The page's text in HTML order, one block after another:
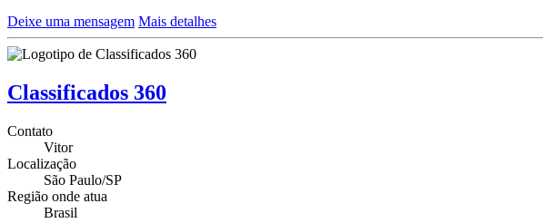
Deixe uma mensagem Mais detalhes
Classificados 360
Contato
Vitor
Localização
São Paulo/SP
Região onde atua
Brasil